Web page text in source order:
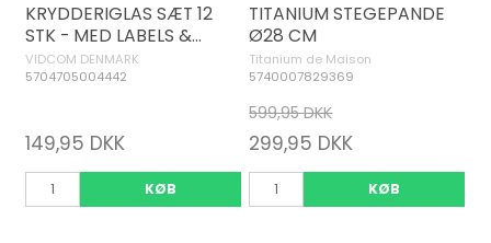
KRYDDERIGLAS SÆT 12
STK - MED LABELS &
TILBEHØR
VIDCOM DENMARK
5704705004442
149,95 DKK
KØB
TITANIUM STEGEPANDE
Ø28 CM
Titanium de Maison
5740007829369
599,95 DKK
299,95 DKK
KØB